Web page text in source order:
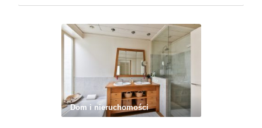
doskonale odbija światło, sprawiając, że przestrzenie stają
Dom i nieruchomości